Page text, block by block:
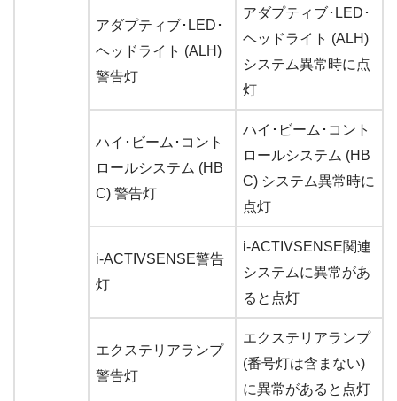
アダプティブ･LED･
ヘッドライト (ALH)
警告灯
アダプティブ･LED･
ヘッドライト (ALH)
システム異常時に点
灯
ハイ･ビーム･コント
ロールシステム (HB
C) 警告灯
ハイ･ビーム･コント
ロールシステム (HB
C) システム異常時に
点灯
i-ACTIVSENSE警告
灯
i-ACTIVSENSE関連
システムに異常があ
ると点灯
エクステリアランプ
警告灯
エクステリアランプ
(番号灯は含まない)
に異常があると点灯